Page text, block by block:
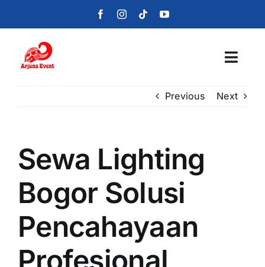
Beranda
Foto
Portofolio
Blog
Previous Next
Sewa Lighting
Bogor Solusi
Pencahayaan